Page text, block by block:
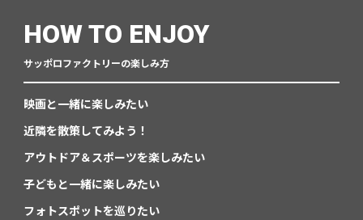
HOW TO ENJOY
サッポロファクトリーの楽しみ方
映画と一緒に楽しみたい
近隣を散策してみよう！
アウトドア＆スポーツを楽しみたい
子どもと一緒に楽しみたい
フォトスポットを巡りたい